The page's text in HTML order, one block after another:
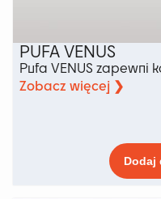
PUFA VENUS
Pufa VENUS zapewni
Zobacz więcej ❯
Dodaj